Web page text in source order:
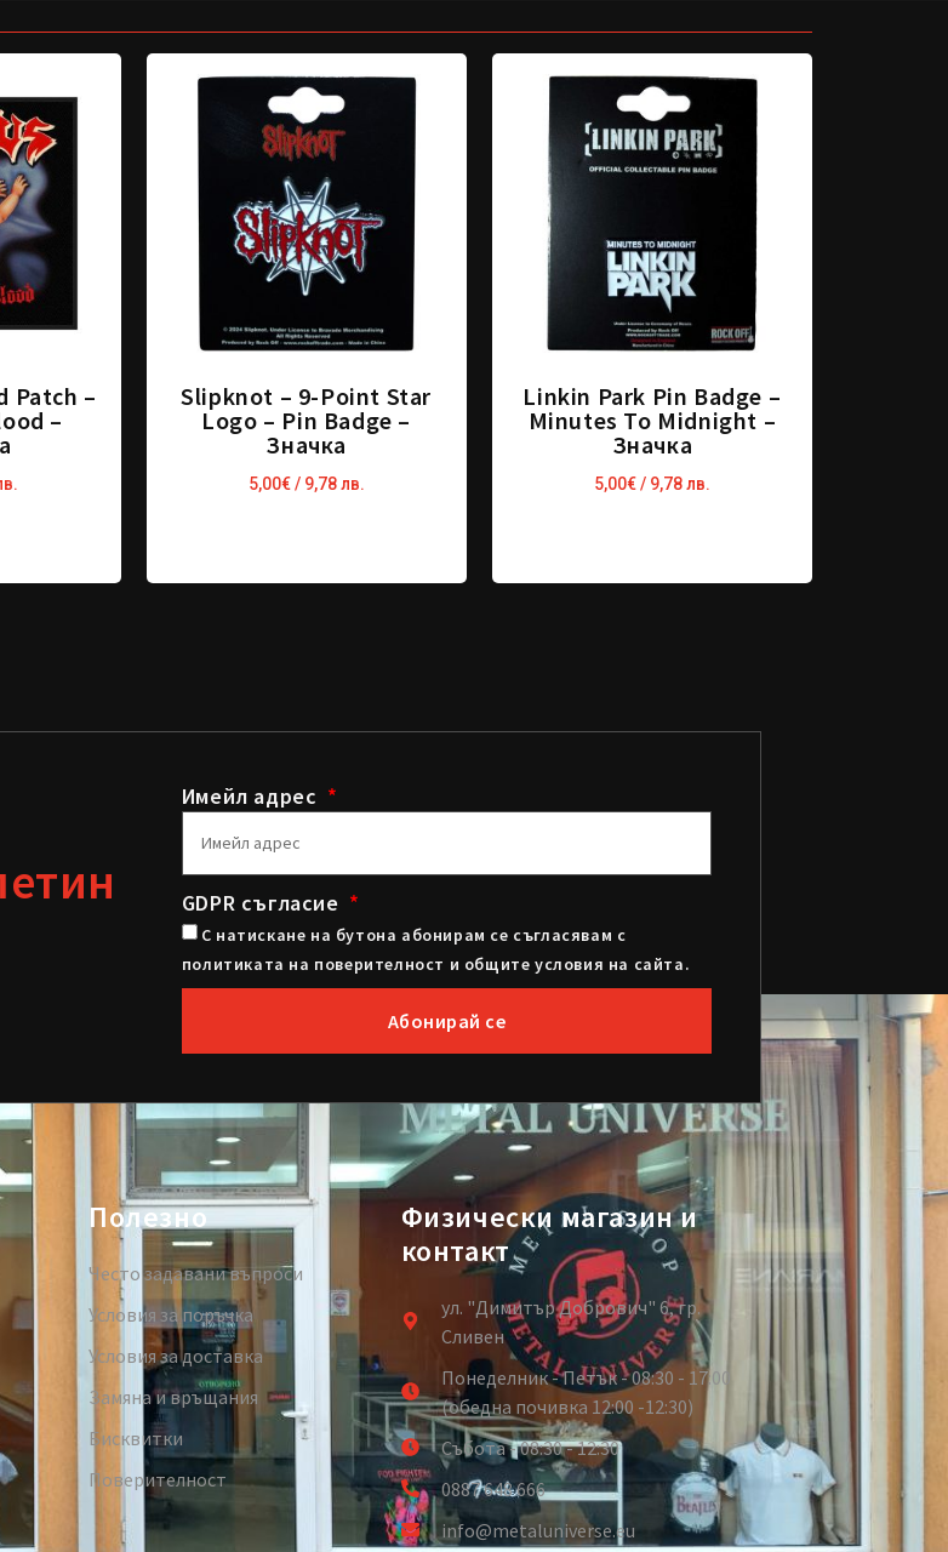
Patch –
–
Slipknot – 9-Point Star
Logo – Pin Badge –
Значка
5,00€/ 9,78 лв.
Linkin Park Pin Badge –
Minutes To Midnight –
Значка
5,00€/ 9,78 лв.
Имейл адрес
GDPR съгласие
С натискане на бутона абонирам се съгласявам с
политиката на поверителност и общите условия на сайта.
Абонирай се
Полезно
Често задавани въпроси
Условия за поръчка
Условия за доставка
Замяна и връщания
Бисквитки
Поверителност
Физически магазин и
контакт
ул. "Димитър Добрович" 6, гр.
Сливен
Понеделник - Петък - 08:30 - 17:00
(обедна почивка 12:00 -12:30)
Събота - 08:30 - 12:30
0887 648 666
info@metaluniverse.eu